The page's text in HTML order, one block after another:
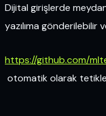
Dijital girişlerde
yazılıma gönderilebilir
https://github.com/
otomatik olarak